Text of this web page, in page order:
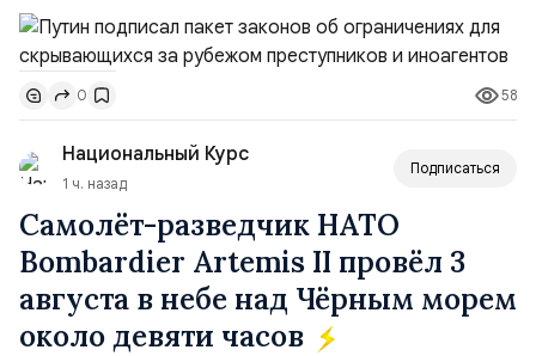
недвижимости на кадастровый учет; Ограничение
водительских прав; Запрет регистрации транспортных
средств и на заключение сделок по доверенности;
Отказ в заключении кредитного договора,
предоставлении государственных и муниципальных
услу...
0 58
Национальный Курс
1 ч. назад
Подписаться
Самолёт-разведчик НАТО
Bombardier Artemis II провёл 3
августа в небе над Чёрным морем
около девяти часов